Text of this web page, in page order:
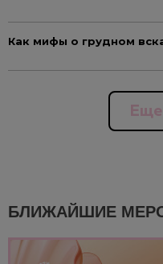
Как мифы о грудном
БЛИЖАЙШИЕ